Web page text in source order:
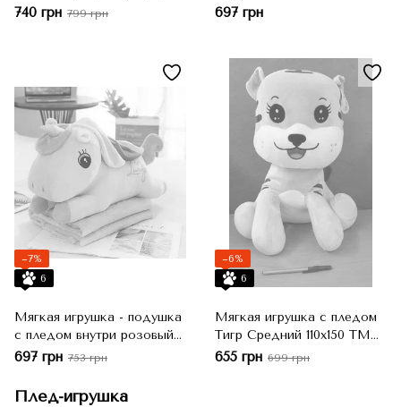
100x100 см
740 грн 799 грн
розовый/ серый
697 грн
−7%
6
Мягкая игрушка - подушка
с пледом внутри розовый
Единоро
697 грн 753 грн
−6%
6
Мягкая игрушка с пледом
Тигр Средний 110х150 TM
Koloco
655 грн 699 грн
Плед-игрушка